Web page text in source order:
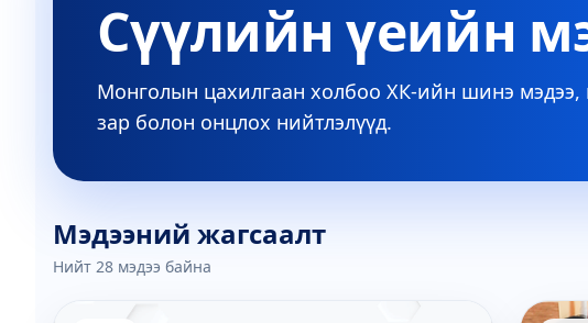
Сүүлийн үеийн
Монголын цахилгаан холбоо ХК-ийн шинэ мэдээ,
зар болон онцлох нийтлэлүүд.
Мэдээний жагсаалт
Нийт 28 мэдээ байна